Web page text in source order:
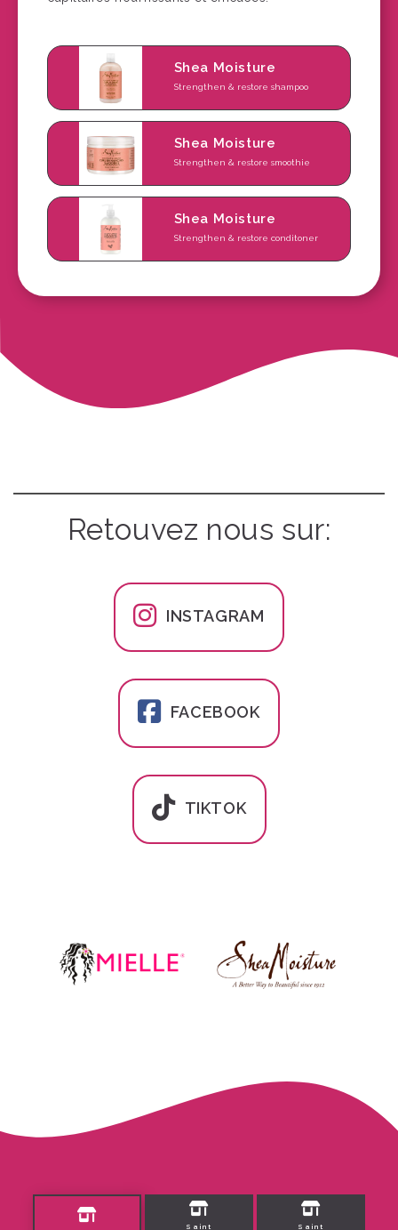
Shea Moisture
Strengthen & restore shampoo
Shea Moisture
Strengthen & restore smoothie
Shea Moisture
Strengthen & restore conditoner
Retouvez nous sur:
INSTAGRAM
FACEBOOK
TIKTOK
Saint Saint